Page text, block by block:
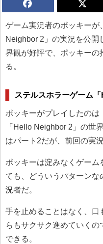
ゲーム実況者のポッキー
Neighbor 2」の実況を公
界観が好評で、ポッキーの
る。
ステルスホラーゲーム
ポッキーがプレイしたのは
「Hello Neighbor 2」の世
はパート2だが、前回の実
ポッキーは淀みなくゲーム
ても、どういうパターン
況者だ。
手を止めることはなく、
らもサクサク進めていく
できる。